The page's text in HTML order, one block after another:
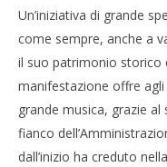
I Vicoli del Jazz
un grande festival
19/07/2016
letizia
Un’iniziativa di grande
come sempre, anche a
il suo patrimonio storico
manifestazione offre
grande musica, grazie
fianco
dall’inizio ha creduto